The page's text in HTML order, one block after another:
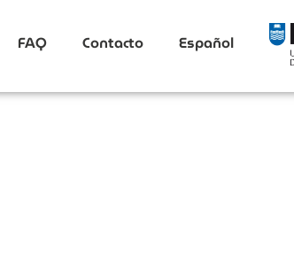
FAQ Contacto Español